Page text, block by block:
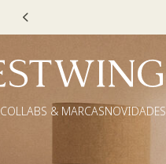
COLLABS & MARCASNOVIDADES